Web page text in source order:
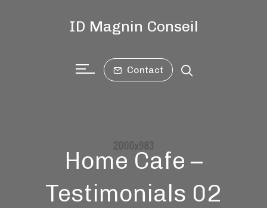
ID Magnin Conseil
Contact
Home Cafe –
Testimonials 02